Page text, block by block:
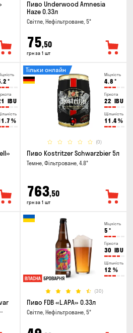
Пиво Underwood Amnesia
Haze 0.33л
Світле, Нефільтроване, 5°
75,50
грн за 1 шт
°
IBU
%
Міцність
4.8 °
Гіркота
22 IBU
Щільність
11.4%
(0)
Тільки онлайн
Пиво Kostritzer Schwarzbier 5л
Темне, Фільтроване, 4.8°
763,50
грн за 1 шт
Міцність
5 °
Гіркота
30 IBU
Щільність
12 %
(30)
Пиво FDB «L.APA» 0.33л
Світле, Нефільтроване, 5°